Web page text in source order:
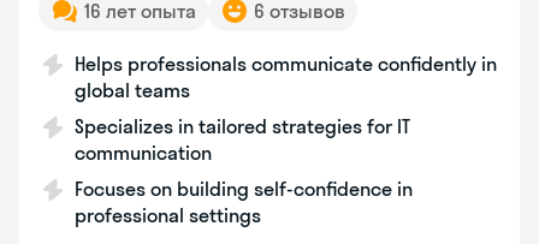
16 лет опыта
6 отзывов
Helps professionals communicate confidently in
global teams
Specializes in tailored strategies for IT
communication
Focuses on building self-confidence in
professional settings